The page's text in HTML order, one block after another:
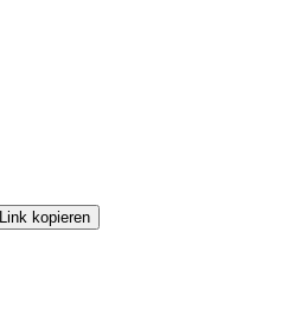
Link kopieren